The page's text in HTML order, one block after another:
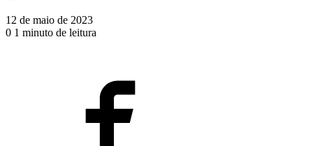
12 de maio de 2023
0 1 minuto de leitura